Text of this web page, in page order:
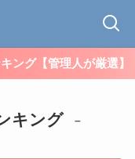
ング【管理人が厳選】
キング
–